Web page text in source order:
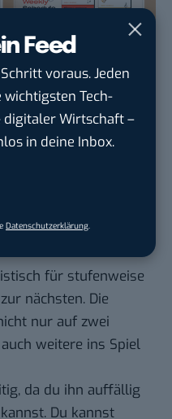
Feed
voraus. Jeden
Tech-
digitaler Wirtschaft –
in deine Inbox.
Datenschutzerklärung.
für stufenweise
nächsten. Die
nur auf zwei
weitere ins Spiel
da du ihn auffällig
Du kannst